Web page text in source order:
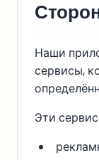
Наши
сервисы,
Эти